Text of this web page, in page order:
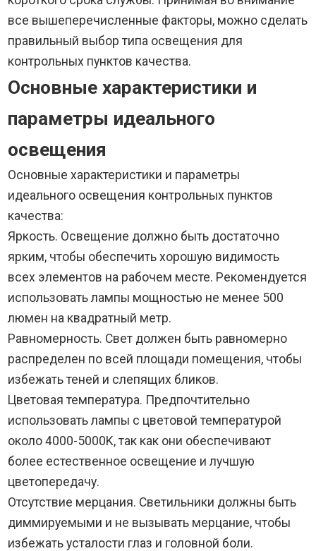
все вышеперечисленные факторы, можно сделать
правильный выбор типа освещения для
контрольных пунктов качества.
Основные характеристики и
параметры идеального
освещения
Основные характеристики и параметры
идеального освещения контрольных пунктов
качества:
Яркость. Освещение должно быть достаточно
ярким, чтобы обеспечить хорошую видимость
всех элементов на рабочем месте. Рекомендуется
использовать лампы мощностью не менее 500
люмен на квадратный метр.
Равномерность. Свет должен быть равномерно
распределен по всей площади помещения, чтобы
избежать теней и слепящих бликов.
Цветовая температура. Предпочтительно
использовать лампы с цветовой температурой
около 4000-5000K, так как они обеспечивают
более естественное освещение и лучшую
цветопередачу.
Отсутствие мерцания. Светильники должны быть
диммируемыми и не вызывать мерцание, чтобы
избежать усталости глаз и головной боли.